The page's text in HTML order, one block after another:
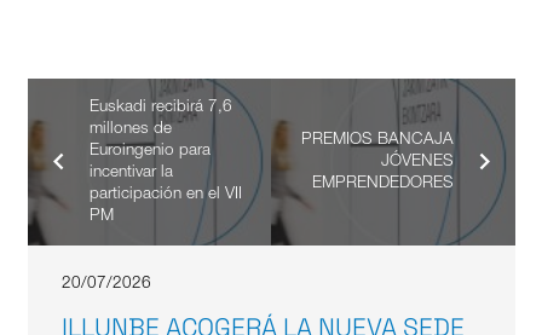
Euskadi recibirá 7,6
millones de
Euroingenio para
incentivar la
participación en el VII
PM
PREMIOS BANCAJA
JÓVENES
EMPRENDEDORES
20/07/2026
ILLUNBE ACOGERÁ LA NUEVA SEDE